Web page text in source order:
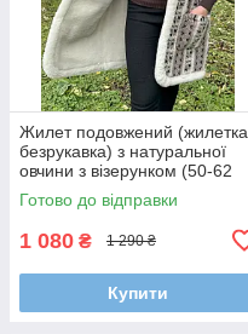
Жилет подовжений (жилетка,
безрукавка) з натуральної
овчини з візерунком (50-62
р.)
Готово до відправки
1 080 ₴ 1 290 ₴
Купити